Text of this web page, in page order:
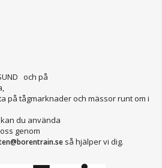
och på
på tågmarknader och mässor runt om i
du använda
genom
så hjälper vi dig.